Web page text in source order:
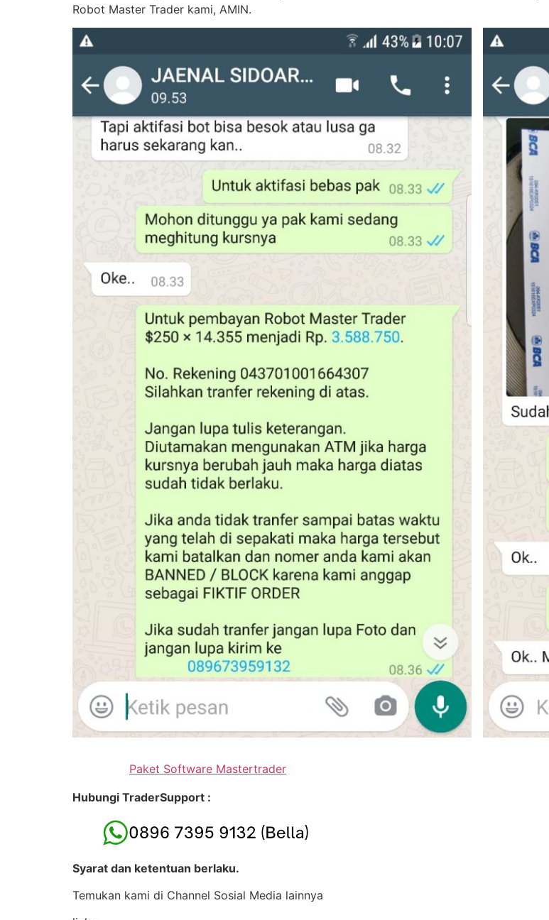
Robot Master Trader kami, AMIN.
Paket Software Mastertrader
Hubungi TraderSupport :
Syarat dan ketentuan berlaku.
Temukan kami di Channel Sosial Media lainnya